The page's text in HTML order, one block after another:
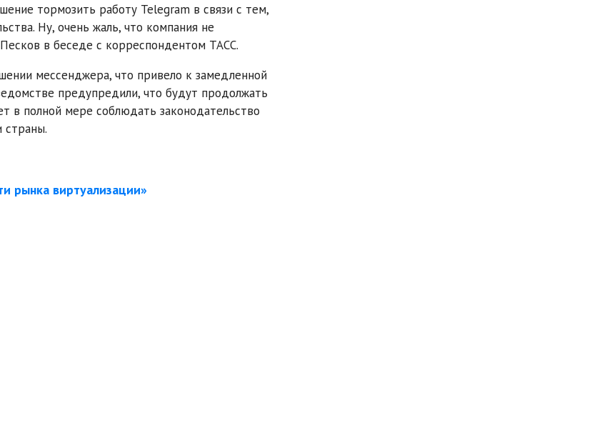
тормозить работу Telegram в связи с тем,
Ну, очень жаль, что компания не
в беседе с корреспондентом ТАСС.
мессенджера, что привело к замедленной
предупредили, что будут продолжать
в полной мере соблюдать законодательство
страны.
рынка виртуализации»